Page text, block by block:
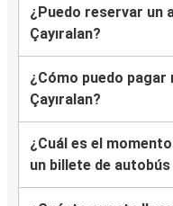
¿Puedo reservar un
Çayıralan?
¿Cómo puedo
Çayıralan?
¿Cuál es el
un billete de autobús